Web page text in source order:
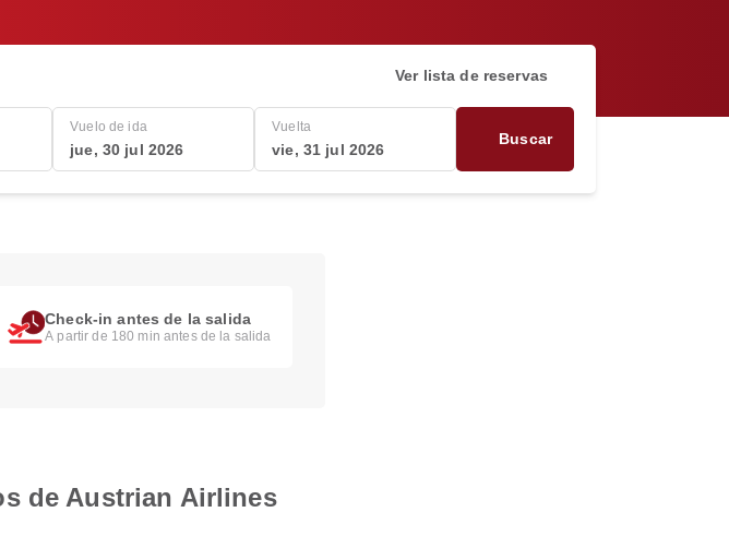
Ver lista de reservas
Vuelo de ida
jue, 30 jul 2026
Vuelta
vie, 31 jul 2026
Buscar
Check-in antes de la salida
A partir de 180 min antes de la salida
de Austrian Airlines